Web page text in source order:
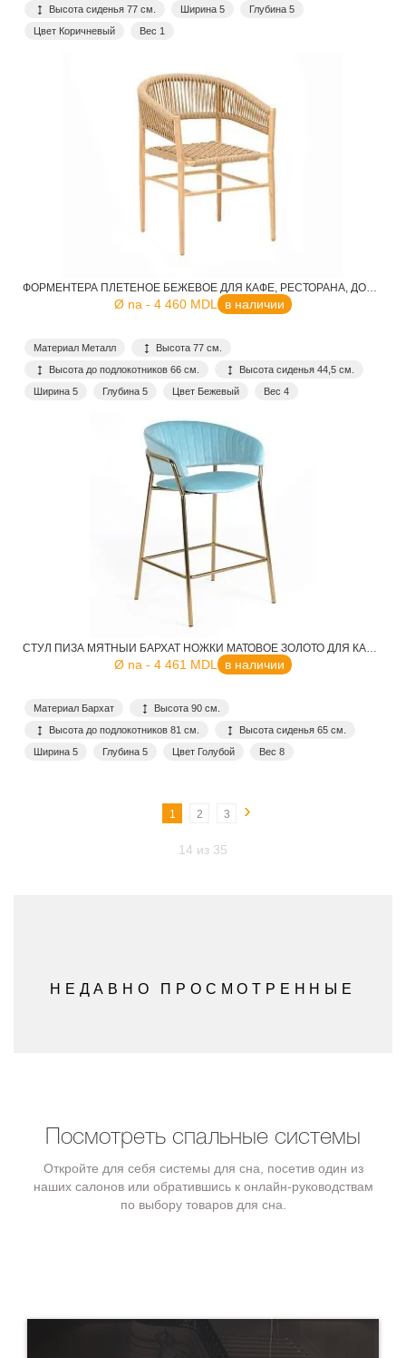
Высота сиденья 77 см.
Ширина 5
Глубина 5
Цвет Коричневый
Вес 1
ФОРМЕНТЕРА ПЛЕТЕНОЕ БЕЖЕВОЕ ДЛЯ КАФЕ, РЕСТОРАНА, ДОМА, КУХНИ
Ø na - 4 460 MDL в наличии
Материал Металл
Высота 77 см.
Высота до подлокотников 66 см.
Высота сиденья 44,5 см.
Ширина 5
Глубина 5 Цвет Бежевый Вес 4
СТУЛ ПИЗА МЯТНЫЙ БАРХАТ НОЖКИ МАТОВОЕ ЗОЛОТО ДЛЯ КАФЕ, РЕСТОРАНА, ДОМА, КУХНИ
Ø na - 4 461 MDL в наличии
Материал Бархат
Высота 90 см.
Высота до подлокотников 81 см.
Высота сиденья 65 см.
Ширина 5
Глубина 5 Цвет Голубой Вес 8
1 2 3 ›
14 из 35
НЕДАВНО ПРОСМОТРЕННЫЕ
Посмотреть спальные системы
Откройте для себя системы для сна, посетив один из
наших салонов или обратившись к онлайн-руководствам
по выбору товаров для сна.